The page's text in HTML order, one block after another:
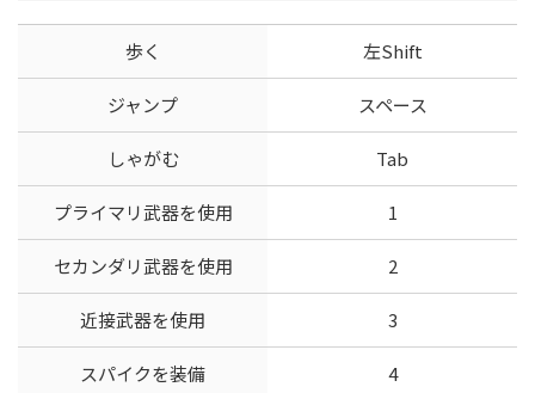
歩く 左Shift
ジャンプ スペース
しゃがむ Tab
プライマリ武器を使用 1
セカンダリ武器を使用 2
近接武器を使用 3
スパイクを装備 4